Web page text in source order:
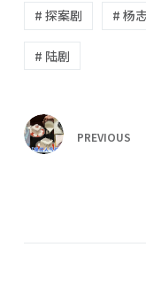
# 探案剧 # 杨
# 陆剧
PREVIOUS